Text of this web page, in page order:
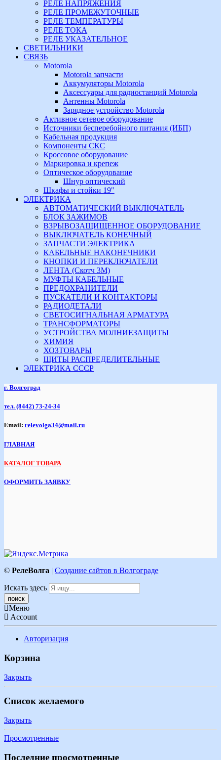
РЕЛЕ НАПРЯЖЕНИЯ
РЕЛЕ ПРОМЕЖУТОЧНЫЕ
РЕЛЕ ТЕМПЕРАТУРЫ
РЕЛЕ ТОКА
РЕЛЕ УКАЗАТЕЛЬНОЕ
СВЕТИЛЬНИКИ
СВЯЗЬ
Motorola
Motorola запчасти
Аккумуляторы Motorola
Аксессуары для радиостанций Motorola
Антенны Motorola
Зарядное устройство Motorola
Активное сетевое оборудование
Источники бесперебойного питания (ИБП)
Кабельная продукция
Компоненты СКС
Кроссовое оборудование
Маркировка и крепеж
Оптическое оборудование
Шнур оптический
Шкафы и стойки 19"
ЭЛЕКТРИКА
АВТОМАТИЧЕСКИЙ ВЫКЛЮЧАТЕЛЬ
БЛОК ЗАЖИМОВ
ВЗРЫВОЗАЩИЩЕННОЕ ОБОРУДОВАНИЕ
ВЫКЛЮЧАТЕЛЬ КОНЕЧНЫЙ
ЗАПЧАСТИ ЭЛЕКТРИКА
КАБЕЛЬНЫЕ НАКОНЕЧНИКИ
КНОПКИ И ПЕРЕКЛЮЧАТЕЛИ
ЛЕНТА (Скотч 3М)
МУФТЫ КАБЕЛЬНЫЕ
ПРЕДОХРАНИТЕЛИ
ПУСКАТЕЛИ И КОНТАКТОРЫ
РАДИОДЕТАЛИ
СВЕТОСИГНАЛЬНАЯ АРМАТУРА
ТРАНСФОРМАТОРЫ
УСТРОЙСТВА МОЛНИЕЗАЩИТЫ
ХИМИЯ
ХОЗТОВАРЫ
ЩИТЫ РАСПРЕДЕЛИТЕЛЬНЫЕ
ЭЛЕКТРИКА СССР
г. Волгоград
тел. (8442) 73-24-34
Email: relevolga34@mail.ru
ГЛАВНАЯ
КАТАЛОГ ТОВАРА
ОФОРМИТЬ ЗАЯВКУ
© РелеВолга | Создание сайтов в Волгограде
Искать здесь
Меню
Account
Авторизация
Корзина
Закрыть
Список желаемого
Закрыть
Просмотренные
Последние просмотренные